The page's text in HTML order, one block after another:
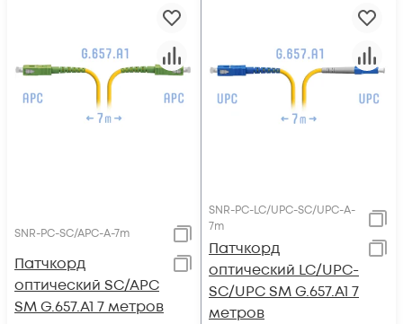
SNR-PC-SC/APC-A-7m
Патчкорд
оптический SC/APC
SM G.657.A1 7 метров
SNR-PC-LC/UPC-SC/UPC-A-
7m
Патчкорд
оптический LC/UPC-
SC/UPC SM G.657.A1 7
метров